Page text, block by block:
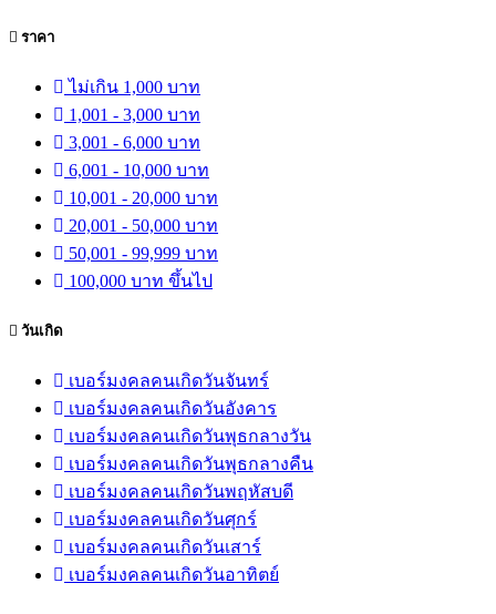
ราคา
ไม่เกิน 1,000 บาท
1,001 - 3,000 บาท
3,001 - 6,000 บาท
6,001 - 10,000 บาท
10,001 - 20,000 บาท
20,001 - 50,000 บาท
50,001 - 99,999 บาท
100,000 บาท ขึ้นไป
วันเกิด
เบอร์มงคลคนเกิดวันจันทร์
เบอร์มงคลคนเกิดวันอังคาร
เบอร์มงคลคนเกิดวันพุธกลางวัน
เบอร์มงคลคนเกิดวันพุธกลางคืน
เบอร์มงคลคนเกิดวันพฤหัสบดี
เบอร์มงคลคนเกิดวันศุกร์
เบอร์มงคลคนเกิดวันเสาร์
เบอร์มงคลคนเกิดวันอาทิตย์